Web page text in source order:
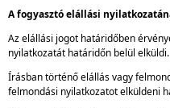
A fogyasztó elállási
Az elállási jogot határidőben
nyilatkozatát határidőn belül elküldi.
Írásban történő elállás vagy
felmondási nyilatkozatot elküldeni